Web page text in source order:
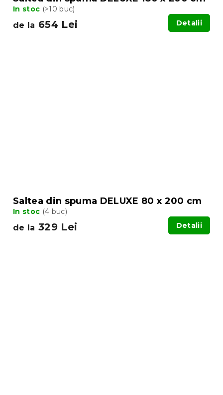
In stoc (>10 buc)
de la 654 Lei Detalii
Saltea din spuma DELUXE 80 x 200 cm
In stoc (4 buc)
de la 329 Lei Detalii